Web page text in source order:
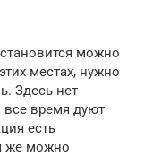
можно
местах, нужно
Здесь нет
все время дуют
есть
же можно